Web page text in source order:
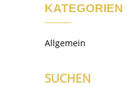
KATEGORIEN
Allgemein
SUCHEN